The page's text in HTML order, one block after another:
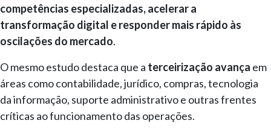
competências especializadas, acelerar a
transformação digital e responder mais rápido às
oscilações do mercado.
O mesmo estudo destaca que a terceirização avança em
áreas como contabilidade, jurídico, compras, tecnologia
da informação, suporte administrativo e outras frentes
críticas ao funcionamento das operações.